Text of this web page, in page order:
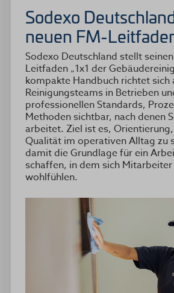
Sodexo
neuen FM-
Sodexo Deutschland stellt
Leitfaden „1x1 der
kompakte Handbuch richtet sich
Reinigungsteams in Betrieben
professionellen Standards,
Methoden sichtbar, nach denen
arbeitet. Ziel ist es,
Qualität im operativen Alltag zu
damit die Grundlage für ein
schaffen, in dem sich
wohlfühlen.